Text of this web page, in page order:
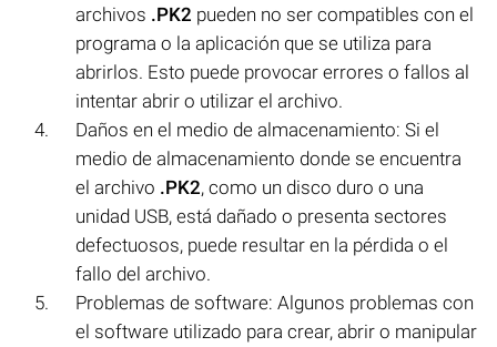
archivos .PK2 pueden no ser compatibles con el
programa o la aplicación que se utiliza para
abrirlos. Esto puede provocar errores o fallos al
intentar abrir o utilizar el archivo.
Daños en el medio de almacenamiento: Si el
medio de almacenamiento donde se encuentra
el archivo .PK2, como un disco duro o una
unidad USB, está dañado o presenta sectores
defectuosos, puede resultar en la pérdida o el
fallo del archivo.
Problemas de software: Algunos problemas con
el software utilizado para crear, abrir o manipular